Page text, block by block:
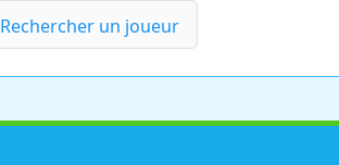
Rechercher un joueur